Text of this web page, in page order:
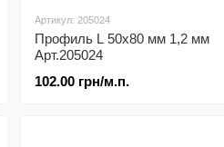
Артикул: 205024
Профиль L 50x80 мм 1,2 мм
Арт.205024
102.00 грн/м.п.